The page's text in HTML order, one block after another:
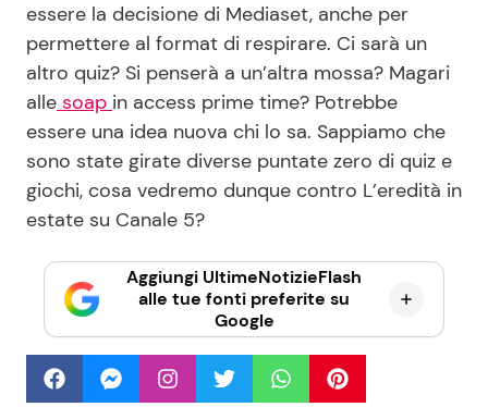
essere la decisione di Mediaset, anche per
permettere al format di respirare. Ci sarà un
altro quiz? Si penserà a un’altra mossa? Magari
alle soap in access prime time? Potrebbe
essere una idea nuova chi lo sa. Sappiamo che
sono state girate diverse puntate zero di quiz e
giochi, cosa vedremo dunque contro L’eredità in
estate su Canale 5?
Aggiungi UltimeNotizieFlash
alle tue fonti preferite su
Google